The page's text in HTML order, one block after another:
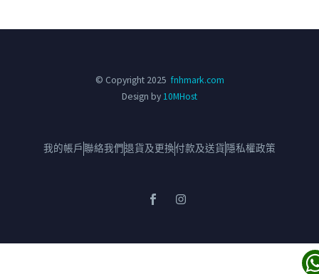
© Copyright 2025 fnhmark.com
Design by10MHost
我的帳戶聯絡我們退貨及更換付款及送貨 隱私權政策